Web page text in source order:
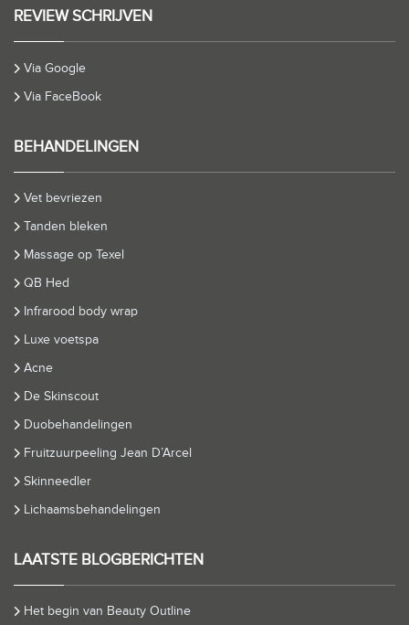
REVIEW SCHRIJVEN
Via Google
Via FaceBook
BEHANDELINGEN
Vet bevriezen
Tanden bleken
Massage op Texel
QB Hed
Infrarood body wrap
Luxe voetspa
Acne
De Skinscout
Duobehandelingen
Fruitzuurpeeling Jean D’Arcel
Skinneedler
Lichaamsbehandelingen
LAATSTE BLOGBERICHTEN
Het begin van Beauty Outline